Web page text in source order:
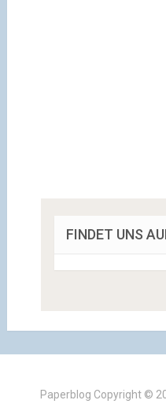
FINDET UNS
Paperblog Copyright ©